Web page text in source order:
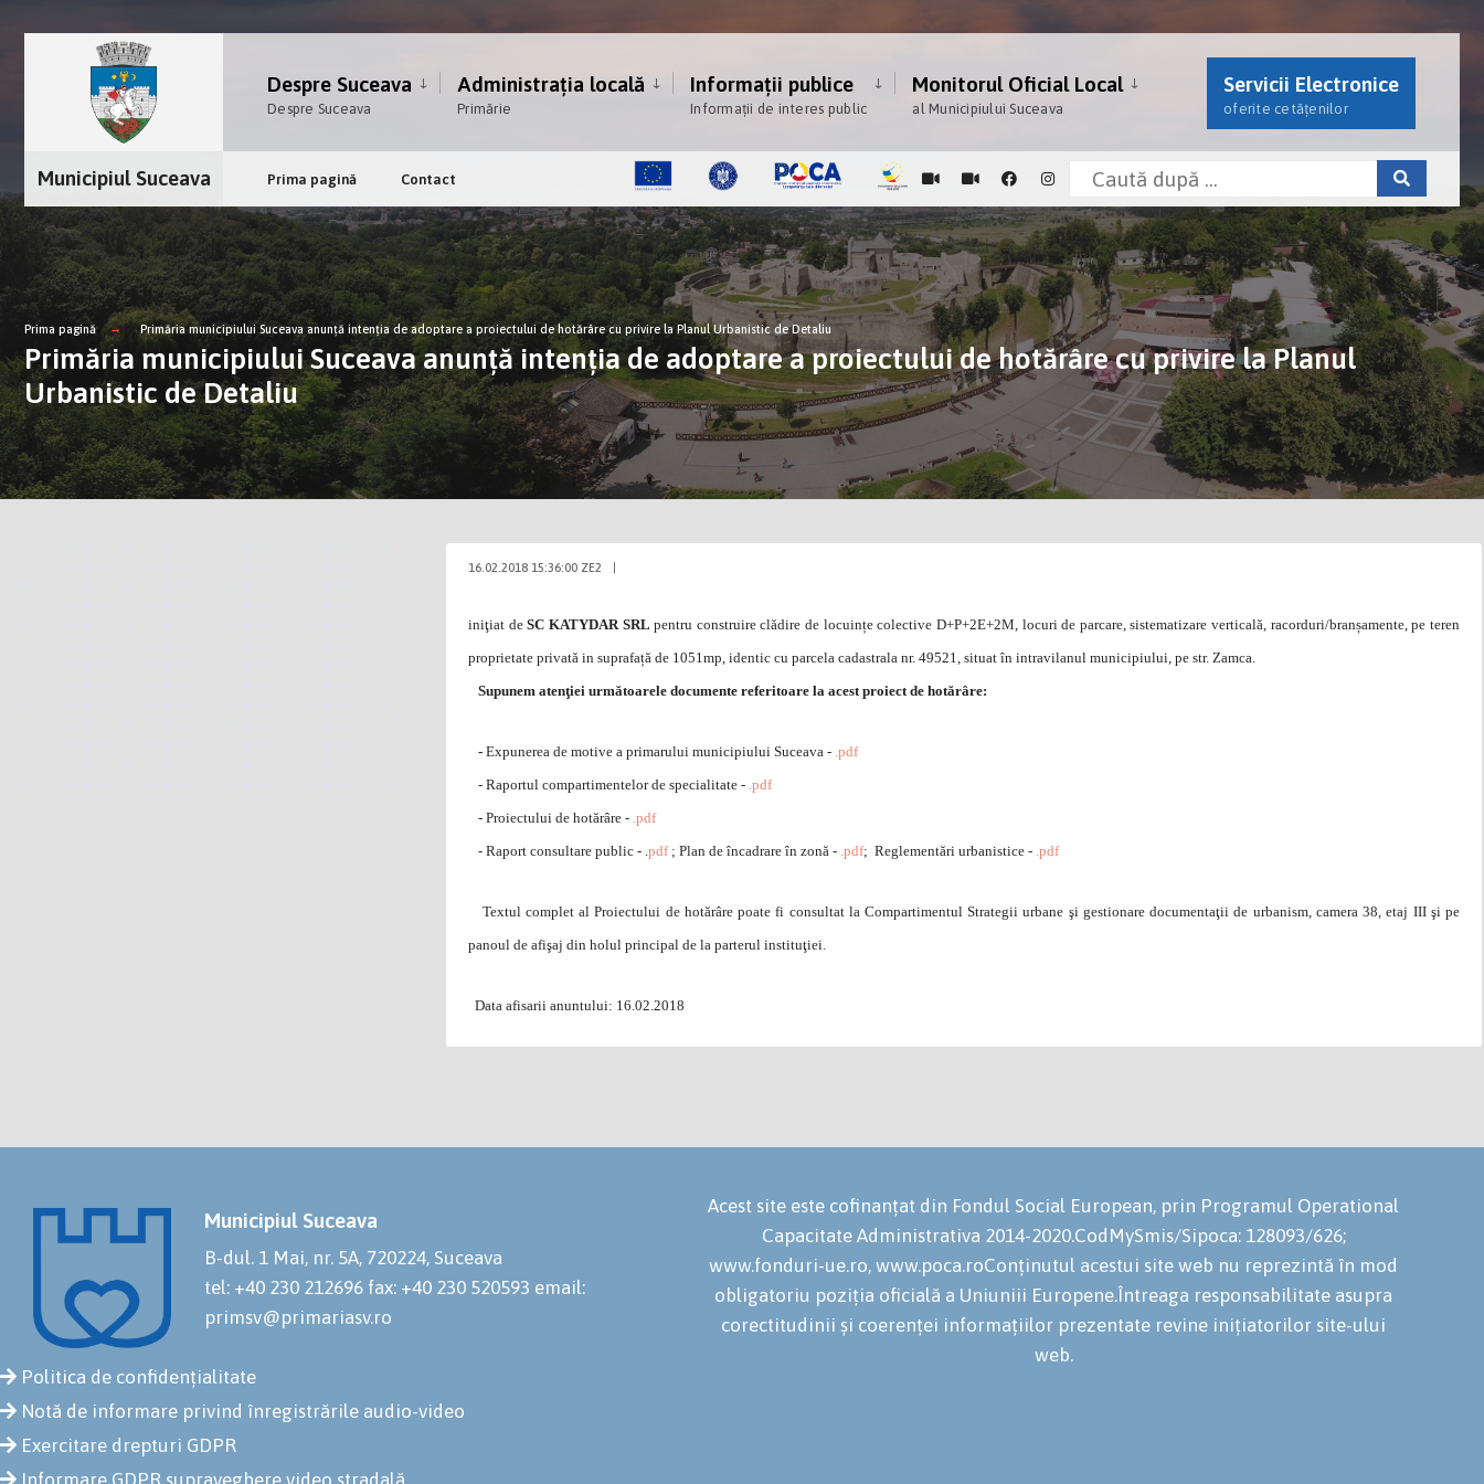
Despre Suceava
Despre Suceava
Administrația locală
Primărie
Informații publice
Informații de interes public
Monitorul Oficial Local
al Municipiului Suceava
Servicii Electronice
oferite cetățenilor
Municipiul Suceava Prima pagină Contact
Prima pagină Primăria municipiului Suceava anunţă intenţia de adoptare a proiectului de hotărâre cu privire la Planul Urbanistic de Detaliu
Primăria municipiului Suceava anunţă intenţia de adoptare a proiectului de hotărâre cu privire la Planul
Urbanistic de Detaliu
16.02.2018 15:36:00 ZE2
iniţiat deSC KATYDAR SRL pentru construire clădire de locuințe colective D+P+2E+2M, locuri de parcare, sistematizare verticală, racorduri/branșamente, pe teren
proprietate privată in suprafață de 1051mp, identic cu parcela cadastrala nr. 49521, situat în intravilanul municipiului, pe str. Zamca.
Supunem atenţiei următoarele documente referitoare la acest proiect de hotărâre:
- Expunerea de motive a primarului municipiului Suceava - .pdf
- Raportul compartimentelor de specialitate - .pdf
- Proiectului de hotărâre - .pdf
- Raport consultare public - .pdf ; Plan de încadrare în zonă - .pdf; Reglementări urbanistice - .pdf
Textul complet al Proiectului de hotărârepoate fi consultat la Compartimentul Strategii urbane şi gestionare documentaţii de urbanism, camera 38, etaj III şi pe
panoul de afişaj din holul principal de la parterul instituţiei.
Data afisarii anuntului: 16.02.2018
Municipiul Suceava
B-dul. 1 Mai, nr. 5A, 720224, Suceava
tel: +40 230 212696 fax: +40 230 520593 email:
primsv@primariasv.ro
Politica de confidențialitate
Notă de informare privind înregistrările audio-video
Exercitare drepturi GDPR
Informare GDPR supraveghere video stradală
Acest site este cofinanțat din Fondul Social European, prin Programul Operational
Capacitate Administrativa 2014-2020.CodMySmis/Sipoca: 128093/626;
www.fonduri-ue.ro, www.poca.roConținutul acestui site web nu reprezintă în mod
obligatoriu poziția oficială a Uniuniii Europene.Întreaga responsabilitate asupra
corectitudinii și coerenței informațiilor prezentate revine inițiatorilor site-ului
web.